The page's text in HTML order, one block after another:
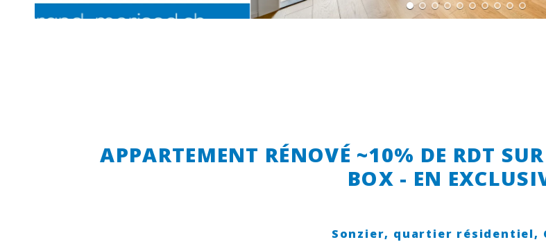
APPARTEMENT RÉNOVÉ ~10% DE RDT
BOX - EN
Sonzier, quartier résidentiel,